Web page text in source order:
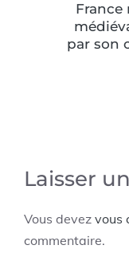
France
par son
Laisser
Vous devez vous
commentaire.